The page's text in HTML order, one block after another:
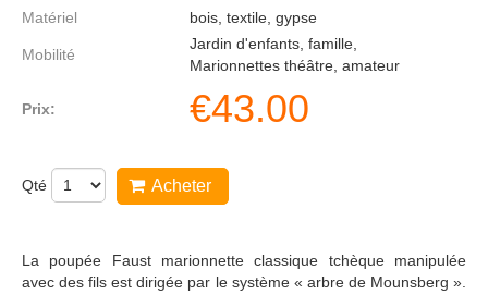
Matériel
bois, textile, gypse
Mobilité
Jardin d'enfants, famille,
Marionnettes théâtre, amateur
Prix: €43.00
Qté Acheter
La poupée Faust marionnette classique tchèque manipulée
avec des fils est dirigée par le système « arbre de Mounsberg ».